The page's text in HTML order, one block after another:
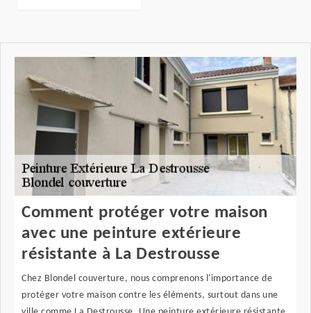
Comment protéger votre maison
avec une peinture extérieure
résistante à La Destrousse
Chez Blondel couverture, nous comprenons l'importance de
protéger votre maison contre les éléments, surtout dans une